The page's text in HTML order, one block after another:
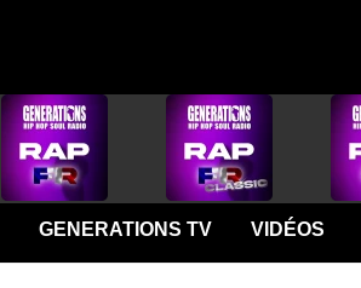
GENERATIONS TV VIDÉOS